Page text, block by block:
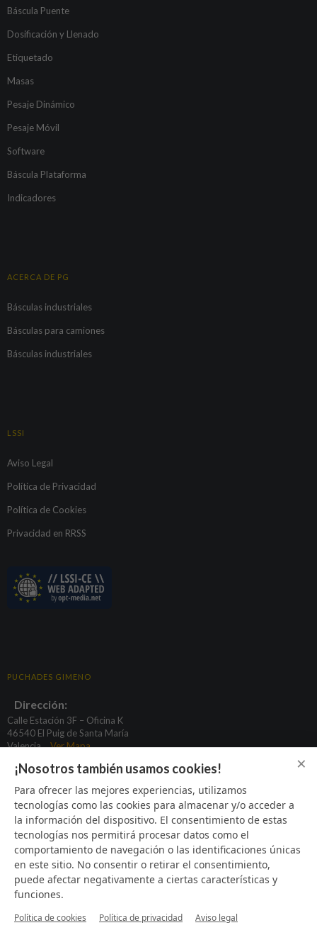
Báscula Puente
Dosificación y Llenado
Etiquetado
Masas
Pesaje Dinámico
Pesaje Móvil
Software
Báscula Plataforma
Indicadores
ACERCA DE PG
Básculas industriales
Básculas para camiones
Básculas industriales
LSSI
Aviso Legal
Política de Privacidad
Política de Cookies
Privacidad en RRSS
PUCHADES GIMENO
Dirección:
Calle Estación 3F – Oficina K
46540 El Puig de Santa María
Valencia
Ver Mapa
96 164 31 80
622 933 424
669 373 925
SÍGUENOS
×
¡Nosotros también usamos cookies!
Para ofrecer las mejores experiencias, utilizamos
tecnologías como las cookies para almacenar y/o acceder a
la información del dispositivo. El consentimiento de estas
tecnologías nos permitirá procesar datos como el
comportamiento de navegación o las identificaciones únicas
en este sitio. No consentir o retirar el consentimiento,
puede afectar negativamente a ciertas características y
funciones.
Política de cookies Política de privacidad Aviso legal